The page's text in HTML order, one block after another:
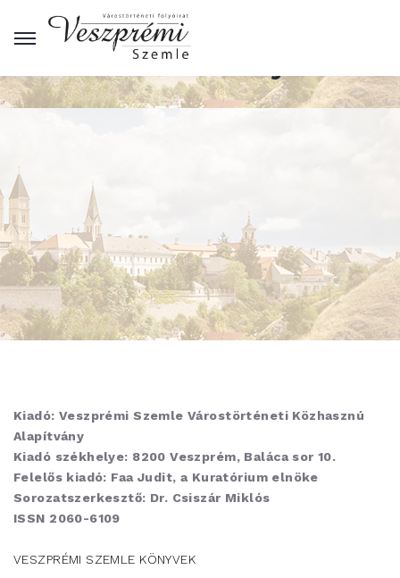
Archívum - könyvek
Kiadó: Veszprémi Szemle Várostörténeti Közhasznú
Alapítvány
Kiadó székhelye: 8200 Veszprém, Baláca sor 10.
Felelős kiadó: Faa Judit, a Kuratórium elnöke
Sorozatszerkesztő: Dr. Csiszár Miklós
ISSN 2060-6109
VESZPRÉMI SZEMLE KÖNYVEK